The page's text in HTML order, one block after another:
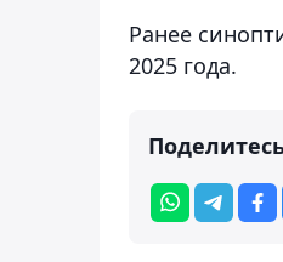
Ранее
2025 года.